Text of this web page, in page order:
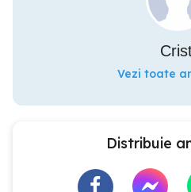
Vezi toate
Distribuie